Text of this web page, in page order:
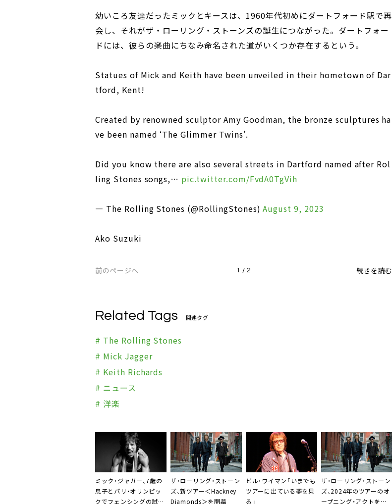
幼いころ友達だったミックとキースは、1960年代初めにダートフォード駅で再
会し、それがザ・ローリング・ストーンズの誕生につながった。ダートフォー
ドには、彼らの楽曲にちなみ命名された道がいくつか存在するという。
Statues of Mick and Keith have been unveiled in their hometown of Dar
tford, Kent!
Created by renowned sculptor Amy Goodman, the bronze sculptures ha
ve been named ‘The Glimmer Twins’.
Did you know there are also several streets in Dartford named after Rol
ling Stones songs,… pic.twitter.com/FvdA0TgVih
— The Rolling Stones (@RollingStones)August 9, 2023
Ako Suzuki
前のページへ 1 / 2 続きを読む
Related Tags 関連タグ
# The Rolling Stones
# Mick Jagger
# Keith Richards
# ニュース
# 洋楽
ミック・ジャガー、7歳の
息子とパリ・オリンピッ
クでフェンシングの試合
ザ・ローリング・ストーン
ズ、新ツアー＜Hackney
Diamonds＞を開幕
ビル・ワイマン「いまでも
ツアーに出ている夢を見
る」
ザ・ローリング・ストーン
ズ、2024年のツアーのオ
ープニング・アクトを発